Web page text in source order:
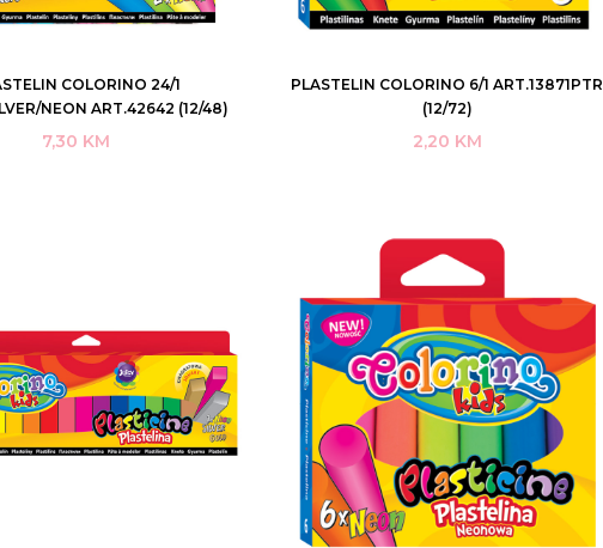
DODAJ U KORPU
KUPI ODMAH
COLORINO 24/1
NEON ART.42642 (12/48)
7,30 KM
DODAJ U KORPU
KUPI ODMAH
PLASTELIN COLORINO 6/1 ART.13871PTR
(12/72)
2,20 KM